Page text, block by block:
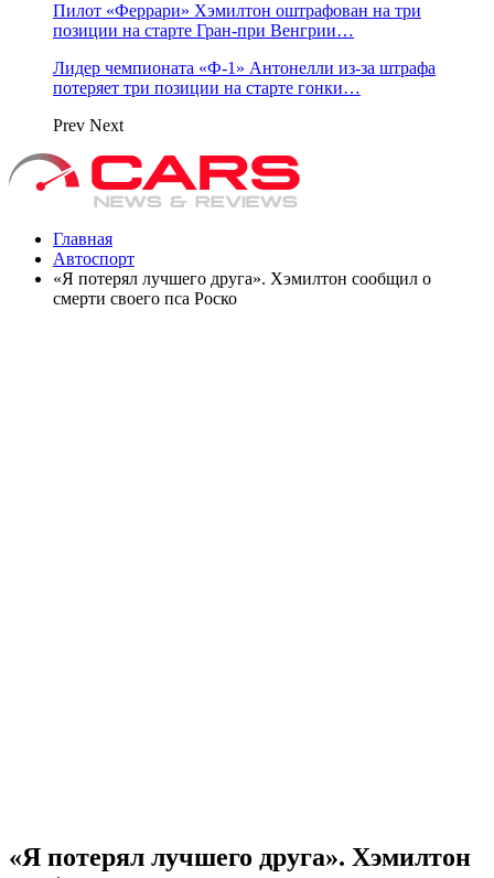
Пилот «Феррари» Хэмилтон оштрафован на три
позиции на старте Гран‑при Венгрии…
Лидер чемпионата «Ф‑1» Антонелли из‑за штрафа
потеряет три позиции на старте гонки…
Prev Next
Главная
Автоспорт
«Я потерял лучшего друга». Хэмилтон сообщил о
смерти своего пса Роско
«Я потерял лучшего друга». Хэмилтон